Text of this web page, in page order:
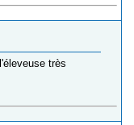
très